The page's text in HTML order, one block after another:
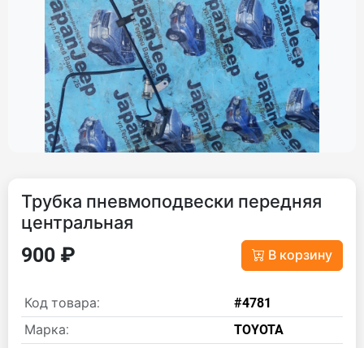
Трубка пневмоподвески передняя
центральная
900 ₽ В корзину
Код товара:
#4781
Марка:
TOYOTA